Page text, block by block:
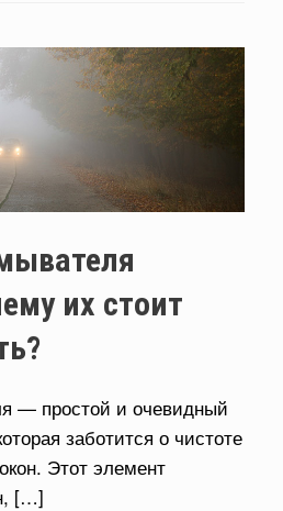
их стоит
— простой и очевидный
заботится о чистоте
Этот элемент
[…]